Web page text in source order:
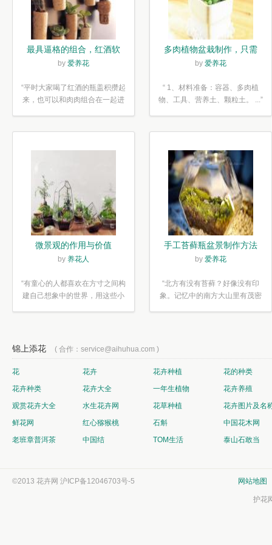
最具逼格的组合，红酒软
木塞diy多肉植物盆栽
by 爱养花
“平时大家喝了红酒的瓶盖积攒起
来，也可以和肉肉组合在一起进
多肉植物盆栽制作，只需
简单6步
by 爱养花
“ 1、材料准备：容器、多肉植
物、工具、营养土、颗粒土。 ...”
微景观的作用与价值
by 养花人
“有童心的人都喜欢在方寸之间构
建自己想象中的世界，用这些小
手工苔藓瓶盆景制作方法
by 爱养花
“北方有没有苔藓？好像没有印
象。记忆中的南方大山里有茂密
锦上添花 ( 合作：service@aihuhua.com )
花 花卉 花卉种植
花的种类
花卉种类
花卉大全 一年生植物
花卉养殖
观赏花卉大全
水生花卉网 花草种植
花卉图片及名
鲜花网
红心猕猴桃 石斛
中国花木网
老班章普洱茶
中国结 TOM生活 泰山石敢当
©2013 花卉网 沪ICP备12046703号-5 网站地图
护花